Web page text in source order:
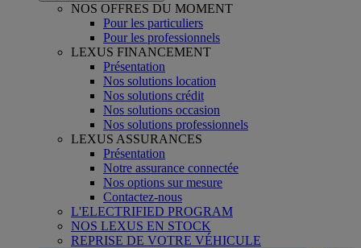
NOS OFFRES DU MOMENT
Pour les particuliers
Pour les professionnels
LEXUS FINANCEMENT
Présentation
Nos solutions location
Nos solutions crédit
Nos solutions occasion
Nos solutions professionnels
LEXUS ASSURANCES
Présentation
Notre assurance connectée
Nos options sur mesure
Contactez-nous
L'ELECTRIFIED PROGRAM
NOS LEXUS EN STOCK
REPRISE DE VOTRE VÉHICULE